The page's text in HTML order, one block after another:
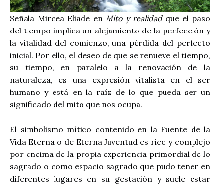
Señala Mircea Eliade en Mito y realidadque el paso
del tiempo implica un alejamiento de la perfección y
la vitalidad del comienzo, una pérdida del perfecto
inicial. Por ello, el deseo de que se renueve el tiempo,
su tiempo, en paralelo a la renovación de la
naturaleza, es una expresión vitalista en el ser
humano y está en la raíz de lo que pueda ser un
significado del mito que nos ocupa.
El simbolismo mítico contenido en la Fuente de la
Vida Eterna o de Eterna Juventud es rico y complejo
por encima de la propia experiencia primordial de lo
sagrado o como espacio sagrado que pudo tener en
diferentes lugares en su gestación y suele estar